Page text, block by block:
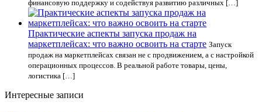
финансовую поддержку и содействуя развитию различных […]
Практические аспекты запуска продаж на
маркетплейсах: что важно освоить на старте Запуск
продаж на маркетплейсах связан не с продвижением, а с настройкой
операционных процессов. В реальной работе товары, цены,
логистика […]
Интересные записи